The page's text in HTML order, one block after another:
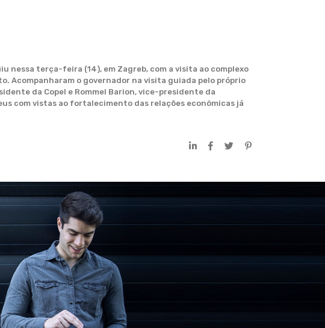
nessa terça-feira (14), em Zagreb, com a visita ao complexo
Acompanharam o governador na visita guiada pelo próprio
da Copel e Rommel Barion, vice-presidente da
com vistas ao fortalecimento das relações econômicas já